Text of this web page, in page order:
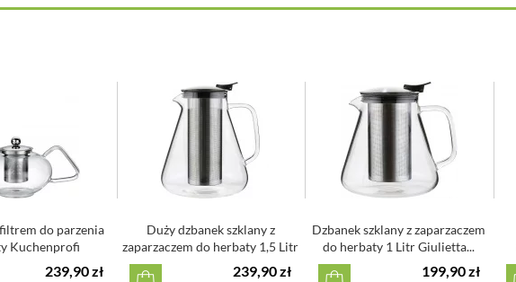
do parzenia
Kuchenprofi
239,90 zł
Duży dzbanek szklany z
zaparzaczem do herbaty 1,5 Litr
239,90 zł
Dzbanek szklany z zaparzaczem
do herbaty 1 Litr Giulietta...
199,90 zł